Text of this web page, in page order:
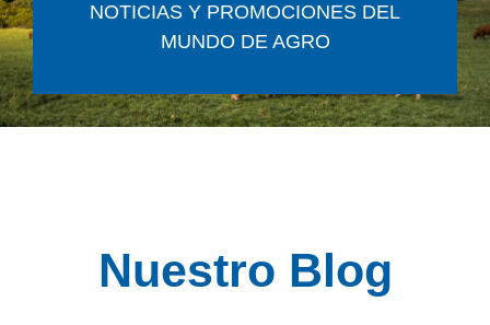
NOTICIAS Y PROMOCIONES DEL
MUNDO DE AGRO
Nuestro Blog